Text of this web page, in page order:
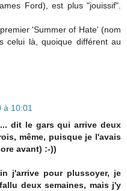
Ford), est plus "jouissif".
'Summer of Hate' (nom
celui là, quoique différent au
à 10:01
dit le gars qui arrive deux
même, puisque je l'avais
avant) :-))
j'arrive pour plussoyer, je
deux semaines, mais j'y